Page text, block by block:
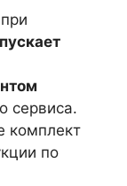
сервиса.
комплект
по